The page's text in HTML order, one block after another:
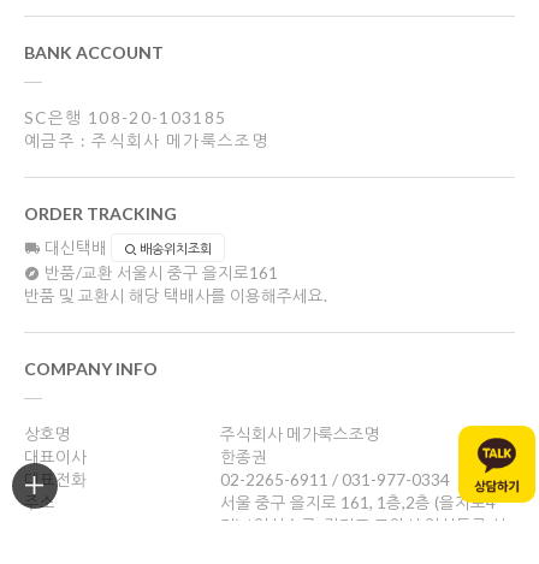
BANK ACCOUNT
SC은행 108-20-103185
예금주 : 주식회사 메가룩스조명
ORDER TRACKING
대신택배 배송위치조회
반품/교환 서울시 중구 을지로161
반품 및 교환시 해당 택배사를 이용해주세요.
COMPANY INFO
상호명
주식회사 메가룩스조명
대표이사
한종권
대표전화
02-2265-6911 / 031-977-0334
주소
서울 중구 을지로 161, 1층,2층 (을지로4
가) / 일산쇼룸: 경기도 고양시 일산동구 성